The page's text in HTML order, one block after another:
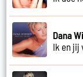
Dana
Ik en jij